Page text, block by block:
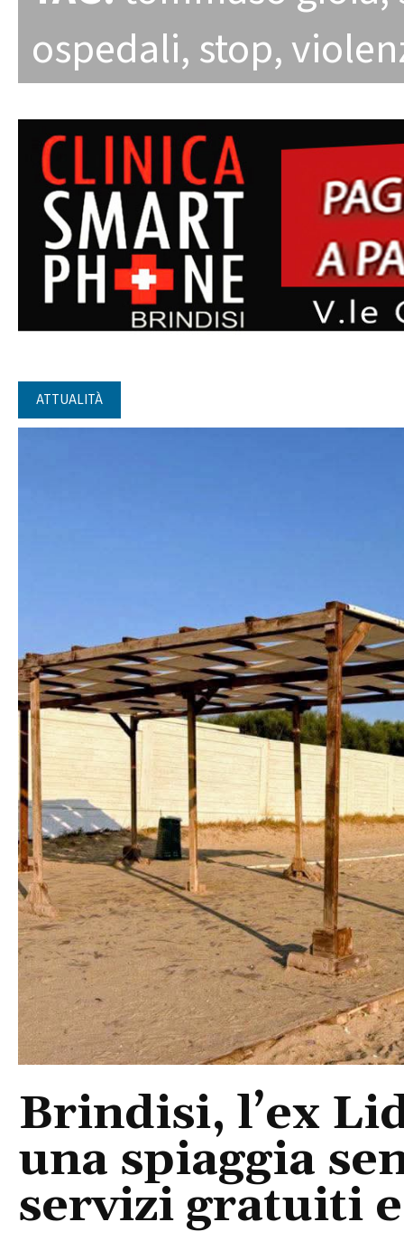
ospedali, stop,
ATTUALITÀ
Brindisi, l’ex
una spiaggia
servizi gratuiti